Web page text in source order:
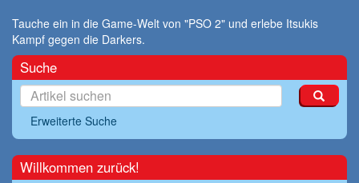
Tauche ein in die Game-Welt von "PSO 2" und erlebe Itsukis
Kampf gegen die Darkers.
Suche
Erweiterte Suche
Willkommen zurück!